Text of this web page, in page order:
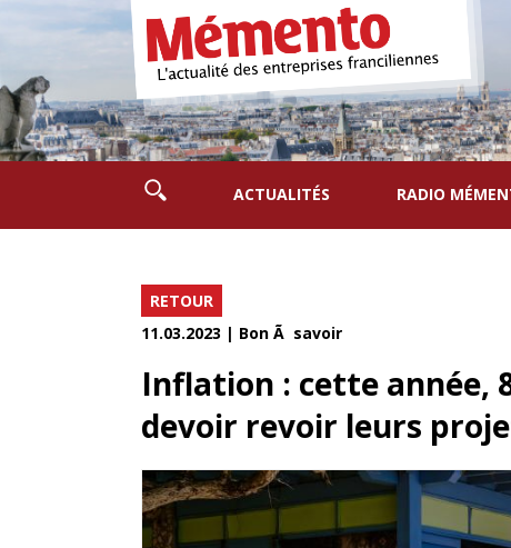
ACTUALITÉS RADIO
RETOUR
11.03.2023 | Bon Ã savoir
Inflation : cette année,
devoir revoir leurs